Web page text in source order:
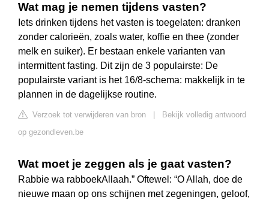
Wat mag je nemen tijdens vasten?
Iets drinken tijdens het vasten is toegelaten: dranken
zonder calorieën, zoals water, koffie en thee (zonder
melk en suiker). Er bestaan enkele varianten van
intermittent fasting. Dit zijn de 3 populairste: De
populairste variant is het 16/8-schema: makkelijk in te
plannen in de dagelijkse routine.
Verzoek tot verwijderen van bron
Bekijk volledig antwoord
op gezondleven.be
Wat moet je zeggen als je gaat vasten?
Rabbie wa rabboekAllaah.” Oftewel: “O Allah, doe de
nieuwe maan op ons schijnen met zegeningen, geloof,